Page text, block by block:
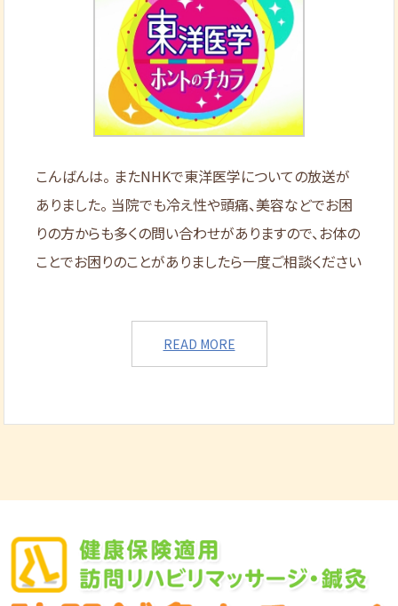
こんばんは。 またNHKで東洋医学についての放送が
ありました。 当院でも冷え性や頭痛、美容などでお困
りの方からも多くの問い合わせがありますので、お体の
ことでお困りのことがありましたら一度ご相談ください
READ MORE